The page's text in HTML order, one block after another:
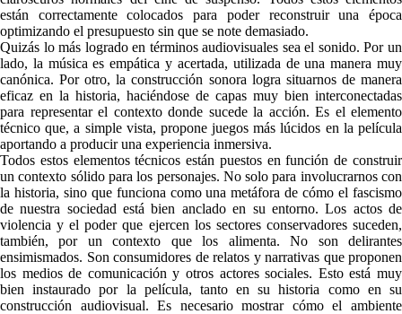
están correctamente colocados para poder reconstruir una época
optimizando el presupuesto sin que se note demasiado.
Quizás lo más logrado en términos audiovisuales sea el sonido. Por un
lado, la música es empática y acertada, utilizada de una manera muy
canónica. Por otro, la construcción sonora logra situarnos de manera
eficaz en la historia, haciéndose de capas muy bien interconectadas
para representar el contexto donde sucede la acción. Es el elemento
técnico que, a simple vista, propone juegos más lúcidos en la película
aportando a producir una experiencia inmersiva.
Todos estos elementos técnicos están puestos en función de construir
un contexto sólido para los personajes. No solo para involucrarnos con
la historia, sino que funciona como una metáfora de cómo el fascismo
de nuestra sociedad está bien anclado en su entorno. Los actos de
violencia y el poder que ejercen los sectores conservadores suceden,
también, por un contexto que los alimenta. No son delirantes
ensimismados. Son consumidores de relatos y narrativas que proponen
los medios de comunicación y otros actores sociales. Esto está muy
bien instaurado por la película, tanto en su historia como en su
construcción audiovisual. Es necesario mostrar cómo el ambiente